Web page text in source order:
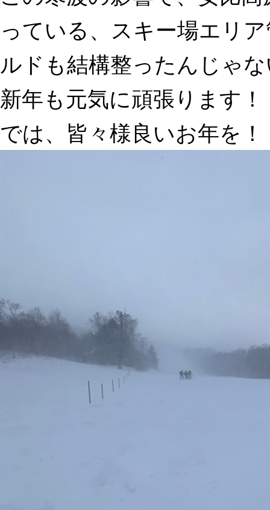
っている、スキー場エリ
ルドも結構整ったんじゃ
新年も元気に頑張ります！
では、皆々様良いお年を！